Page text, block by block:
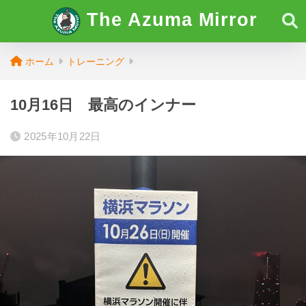
The Azuma Mirror
ホーム トレーニング
10月16日 最高のインナー
2025年10月22日